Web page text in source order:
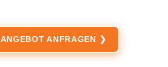
ANGEBOT ANFRAGEN ❯